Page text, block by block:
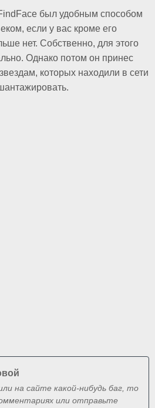
был удобным способом
если у вас кроме его
нет. Собственно, для этого
Однако потом он принес
которых находили в сети
на сайте какой-нибудь баг, то
или отправьте